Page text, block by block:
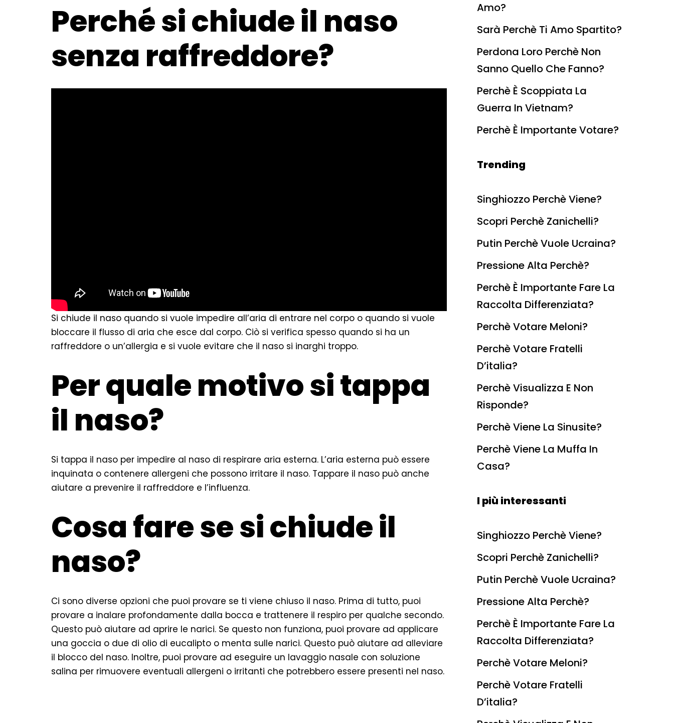
Perché si chiude il naso
senza raffreddore?
Si chiude il naso quando si vuole impedire all’aria di entrare nel corpo o quando si vuole
bloccare il flusso di aria che esce dal corpo. Ciò si verifica spesso quando si ha un
raffreddore o un’allergia e si vuole evitare che il naso si inarghi troppo.
Per quale motivo si tappa
il naso?
Si tappa il naso per impedire al naso di respirare aria esterna. L’aria esterna può essere
inquinata o contenere allergeni che possono irritare il naso. Tappare il naso può anche
aiutare a prevenire il raffreddore e l’influenza.
Cosa fare se si chiude il
naso?
Ci sono diverse opzioni che puoi provare se ti viene chiuso il naso. Prima di tutto, puoi
provare a inalare profondamente dalla bocca e trattenere il respiro per qualche secondo.
Questo può aiutare ad aprire le narici. Se questo non funziona, puoi provare ad applicare
una goccia o due di olio di eucalipto o menta sulle narici. Questo può aiutare ad alleviare
il blocco del naso. Inoltre, puoi provare ad eseguire un lavaggio nasale con soluzione
salina per rimuovere eventuali allergeni o irritanti che potrebbero essere presenti nel naso.
Amo?
Sarà Perchè Ti Amo Spartito?
Perdona Loro Perchè Non
Sanno Quello Che Fanno?
Perchè È Scoppiata La
Guerra In Vietnam?
Perchè È Importante Votare?
Trending
Singhiozzo Perchè Viene?
Scopri Perchè Zanichelli?
Putin Perchè Vuole Ucraina?
Pressione Alta Perchè?
Perchè È Importante Fare La
Raccolta Differenziata?
Perchè Votare Meloni?
Perchè Votare Fratelli
D’italia?
Perchè Visualizza E Non
Risponde?
Perchè Viene La Sinusite?
Perchè Viene La Muffa In
Casa?
I più interessanti
Singhiozzo Perchè Viene?
Scopri Perchè Zanichelli?
Putin Perchè Vuole Ucraina?
Pressione Alta Perchè?
Perchè È Importante Fare La
Raccolta Differenziata?
Perchè Votare Meloni?
Perchè Votare Fratelli
D’italia?